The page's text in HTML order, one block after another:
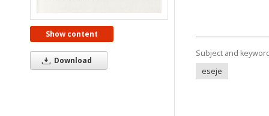
Show content
Download
Subject and
eseje